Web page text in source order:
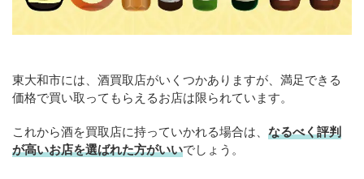
東大和市には、酒買取店がいくつかありますが、満足できる
価格で買い取ってもらえるお店は限られています。
これから酒を買取店に持っていかれる場合は、 なるべく評判
が高いお店を選ばれた方がいいでしょう。